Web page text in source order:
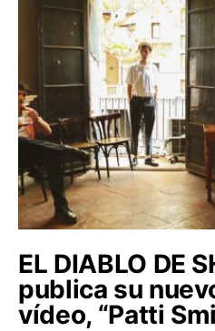
EL DIABLO DE
publica su
vídeo, “Patti